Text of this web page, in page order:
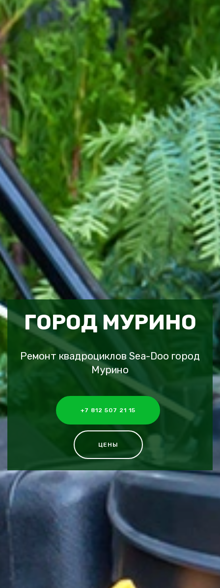
ГОРОД МУРИНО
Ремонт квадроциклов Sea-Doo город
Мурино
+7 812 507 21 15
ЦЕНЫ